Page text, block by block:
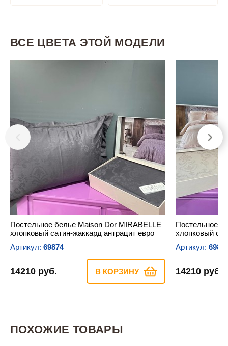
ВСЕ ЦВЕТА ЭТОЙ МОДЕЛИ
Постельное белье Maison Dor MIRABELLE
хлопковый сатин-жаккард антрацит евро
Артикул: 69874
14210 руб. В КОРЗИНУ
Постельное
хлопковый
Артикул:
14210 руб.
ПОХОЖИЕ ТОВАРЫ